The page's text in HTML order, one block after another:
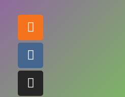
Odnoklassniki
Vk
Instagram
Viber
Whatsapp